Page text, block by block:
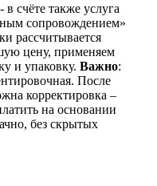
- в счёте также услуга
сопровождением»
рассчитывается
цену, применяем
и упаковку. Важно:
После
корректировка –
на основании
без скрытых